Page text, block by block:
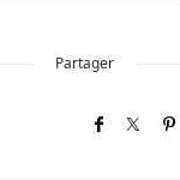
Partager